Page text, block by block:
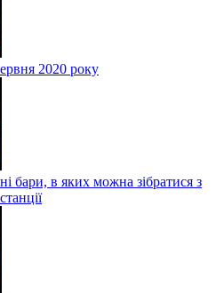
2020 року
бари, в яких можна зібратися з